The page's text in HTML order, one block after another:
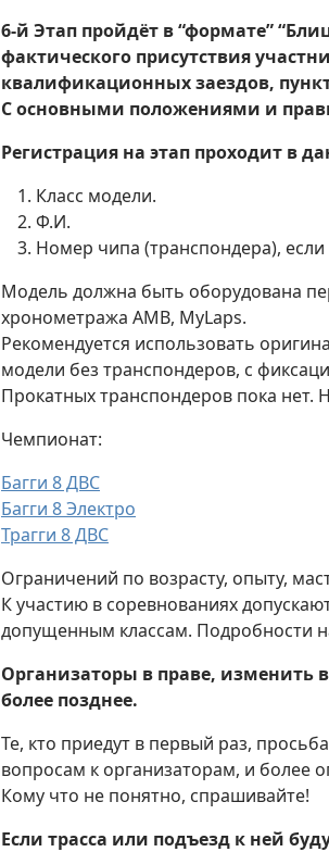
6-й Этап пройдёт в “формате”
фактического присутствия
квалификационных заездов,
С основными положениями и
Регистрация на этап проходит в
Класс модели.
Ф.И.
Номер чипа (транспондера), если
Модель должна быть оборудована
хронометража AMB, MyLaps.
Рекомендуется использовать
модели без транспондеров, с
Прокатных транспондеров пока нет.
Чемпионат:
Багги 8 ДВС
Багги 8 Электро
Трагги 8 ДВС
Ограничений по возрасту, опыту,
К участию в соревнованиях
допущенным классам. Подробности
Организаторы в праве, изменить
более позднее.
Те, кто приедут в первый раз,
вопросам к организаторам, и более
Кому что не понятно, спрашивайте!
Если трасса или подъезд к ней